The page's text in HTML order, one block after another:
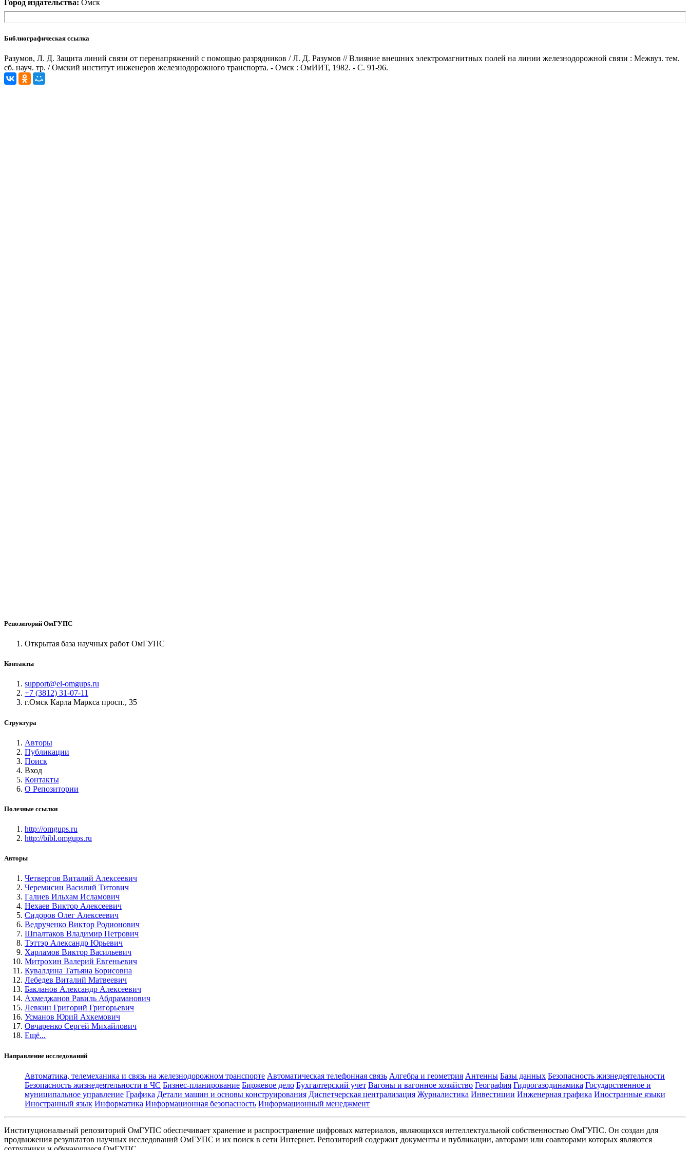
Город издательства: Омск
Библиографическая ссылка
Разумов, Л. Д. Защита линий связи от перенапряжений с помощью разрядников / Л. Д. Разумов // Влияние внешних электромагнитных полей на линии железнодорожной связи : Межвуз. тем.
сб. науч. тр. / Омский институт инженеров железнодорожного транспорта. - Омск : ОмИИТ, 1982. - С. 91-96.
Репозиторий ОмГУПС
Открытая база научных работ ОмГУПС
Контакты
support@el-omgups.ru
+7 (3812) 31-07-11
г.Омск Карла Маркса просп., 35
Структура
Авторы
Публикации
Поиск
Вход
Контакты
О Репозитории
Полезные ссылки
http://omgups.ru
http://bibl.omgups.ru
Авторы
Четвергов Виталий Алексеевич
Черемисин Василий Титович
Галиев Ильхам Исламович
Нехаев Виктор Алексеевич
Сидоров Олег Алексеевич
Ведрученко Виктор Родионович
Шпалтаков Владимир Петрович
Тэттэр Александр Юрьевич
Харламов Виктор Васильевич
Митрохин Валерий Евгеньевич
Кувалдина Татьяна Борисовна
Лебедев Виталий Матвеевич
Бакланов Александр Алексеевич
Ахмеджанов Равиль Абдраманович
Левкин Григорий Григорьевич
Усманов Юрий Ахкемович
Овчаренко Сергей Михайлович
Ещё...
Направление исследований
Автоматика, телемеханика и связь на железнодорожном транспорте Автоматическая телефонная связь Алгебра и геометрия Антенны Базы данных Безопасность жизнедеятельности
Безопасность жизнедеятельности в ЧС Бизнес-планирование Биржевое дело Бухгалтерский учет Вагоны и вагонное хозяйство География Гидрогазодинамика Государственное и
муниципальное управление Графика Детали машин и основы конструирования Диспетчерская централизация Журналистика Инвестиции Инженерная графика Иностранные языки
Иностранный язык Информатика Информационная безопасность Информационный менеджмент
Институциональный репозиторий ОмГУПС обеспечивает хранение и распространение цифровых материалов, являющихся интеллектуальной собственностью ОмГУПС. Он создан для
продвижения результатов научных исследований ОмГУПС и их поиск в сети Интернет. Репозиторий содержит документы и публикации, авторами или соавторами которых являются